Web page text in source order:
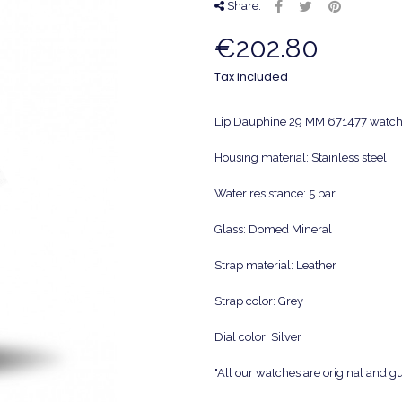
Share:
€202.80
Tax included
Lip Dauphine 29 MM 671477
Housing material: Stainless steel
Water resistance: 5 bar
Glass: Domed Mineral
Strap material: Leather
Strap color: Grey
Dial color: Silver
"All our watches are original and